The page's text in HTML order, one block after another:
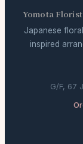
Yomota Florist
Japanese
inspired
G/F, 67